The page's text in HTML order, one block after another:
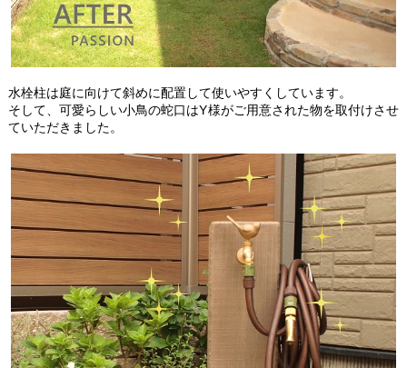
水栓柱は庭に向けて斜めに配置して使いやすくしています。
そして、可愛らしい小鳥の蛇口はY様がご用意された物を取付けさせ
ていただきました。